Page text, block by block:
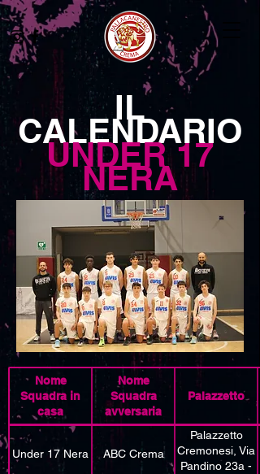
IL
CALENDARIO
UNDER 17
NERA
Nome
Squadra in
casa
Nome
Squadra
avversaria
Palazzetto
Under 17 Nera ABC Crema
Palazzetto
Cremonesi, Via
Pandino 23a -